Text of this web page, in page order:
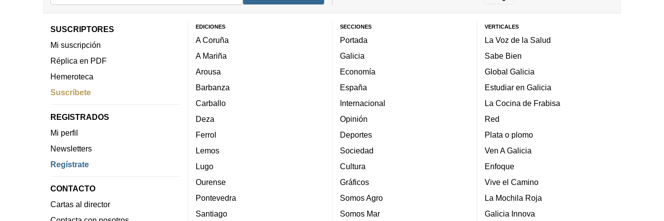
SUSCRIPTORES
Mi suscripción
Réplica en PDF
Hemeroteca
Suscríbete
REGISTRADOS
Mi perfil
Newsletters
Regístrate
CONTACTO
Cartas al director
EDICIONES
A Coruña
A Mariña
Arousa
Barbanza
Carballo
Deza
Ferrol
Lemos
Lugo
Ourense
Pontevedra
Santiago
SECCIONES
Portada
Galicia
Economía
España
Internacional
Opinión
Deportes
Sociedad
Cultura
Gráficos
Somos Agro
Somos Mar
VERTICALES
La Voz de la Salud
Sabe Bien
Global Galicia
Estudiar en Galicia
La Cocina de Frabisa
Red
Plata o plomo
Ven A Galicia
Enfoque
Vive el Camino
La Mochila Roja
Galicia Innova